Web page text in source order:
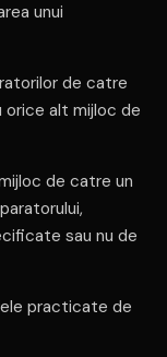
unui
de catre
orice alt mijloc de
de catre un
sau nu de
practicate de